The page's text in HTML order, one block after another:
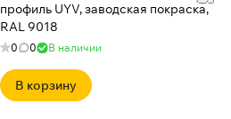
профиль UYV, заводская покраска,
RAL 9018
0 0 В наличии
В корзину